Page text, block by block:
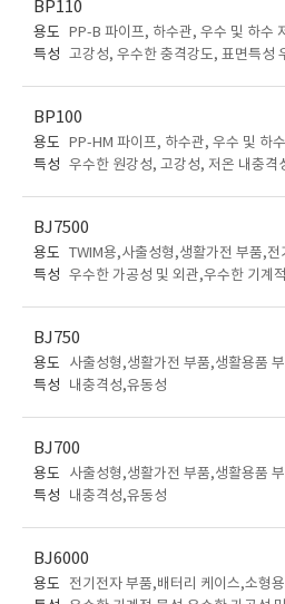
BP110
용도 PP-B 파이프, 하수관, 우수 및 하수
특성 고강성, 우수한 충격강도, 표면특성
BP100
용도 PP-HM 파이프, 하수관, 우수 및 하
특성 우수한 원강성, 고강성, 저온 내충격
BJ7500
용도 TWIM용,사출성형,생활가전 부품,전
특성 우수한 가공성 및 외관,우수한 기계
BJ750
용도
사출성형,생활가전 부품,생활용품
특성
내충격성,유동성
BJ700
용도
사출성형,생활가전 부품,생활용품
특성
내충격성,유동성
BJ6000
용도
전기전자 부품,배터리 케이스,소형용